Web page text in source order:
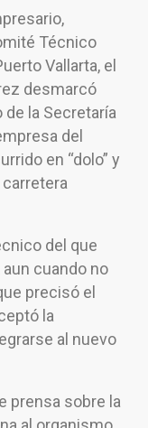
Técnico
Vallarta, el
desmarcó
la Secretaría
del
en “dolo” y
carretera
del que
cuando no
precisó el
la
al nuevo
prensa sobre la